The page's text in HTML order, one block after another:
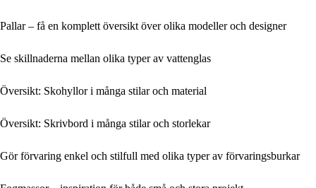
Pallar – få en komplett översikt över olika modeller och designer
Se skillnaderna mellan olika typer av vattenglas
Översikt: Skohyllor i många stilar och material
Översikt: Skrivbord i många stilar och storlekar
Gör förvaring enkel och stilfull med olika typer av förvaringsburkar